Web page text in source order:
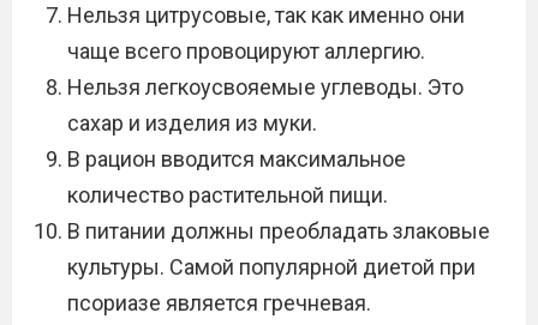
Нельзя цитрусовые, так как именно они
чаще всего провоцируют аллергию.
Нельзя легкоусвояемые углеводы. Это
сахар и изделия из муки.
В рацион вводится максимальное
количество растительной пищи.
В питании должны преобладать злаковые
культуры. Самой популярной диетой при
псориазе является гречневая.